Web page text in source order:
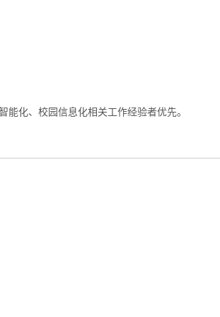
化、校园信息化相关工作经验者优先。